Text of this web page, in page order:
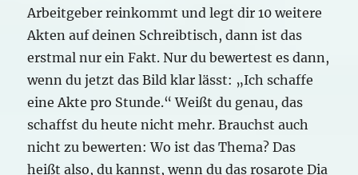
Arbeitgeber reinkommt und legt dir 10 weitere
Akten auf deinen Schreibtisch, dann ist das
erstmal nur ein Fakt. Nur du bewertest es dann,
wenn du jetzt das Bild klar lässt: „Ich schaffe
eine Akte pro Stunde.“ Weißt du genau, das
schaffst du heute nicht mehr. Brauchst auch
nicht zu bewerten: Wo ist das Thema? Das
heißt also, du kannst, wenn du das rosarote Dia